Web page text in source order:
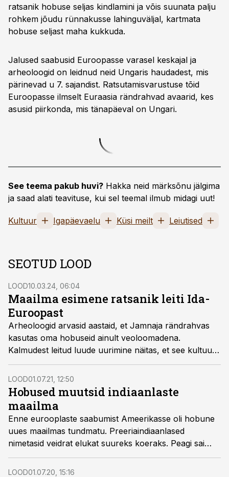
ratsanik hobuse seljas kindlamini ja võis suunata palju
rohkem jõudu rünnakusse lahinguväljal, kartmata
hobuse seljast maha kukkuda.
Jalused saabusid Euroopasse varasel keskajal ja
arheoloogid on leidnud neid Ungaris haudadest, mis
pärinevad u 7. sajandist. Ratsutamisvarustuse tõid
Euroopasse ilmselt Euraasia rändrahvad avaarid, kes
asusid piirkonda, mis tänapäeval on Ungari.
See teema pakub huvi? Hakka neid märksõnu jälgima
ja saad alati teavituse, kui sel teemal ilmub midagi uut!
Kultuur Igapäevaelu Küsi meilt Leiutised
SEOTUD LOOD
LOOD10.03.24, 06:04
Maailma esimene ratsanik leiti Ida-
Euroopast
Arheoloogid arvasid aastaid, et Jamnaja rändrahvas
kasutas oma hobuseid ainult veoloomadena.
Kalmudest leitud luude uurimine näitas, et see kultuur
oskas lugu pidada ka ratsasõidust.
LOOD01.07.21, 12:50
Hobused muutsid indiaanlaste
maailma
Enne eurooplaste saabumist Ameerikasse oli hobune
uues maailmas tundmatu. Preeriaindiaanlased
nimetasid veidrat elukat suureks koeraks. Peagi sai
hobustest õnnistus indiaanlastele, ent needus nende
algsetele omanikele eurooplastele.
LOOD01.07.20, 15:16